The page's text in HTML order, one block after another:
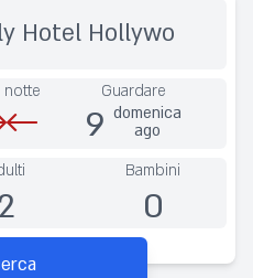
notte Guardare
9 domenica
ago
Bambini
0